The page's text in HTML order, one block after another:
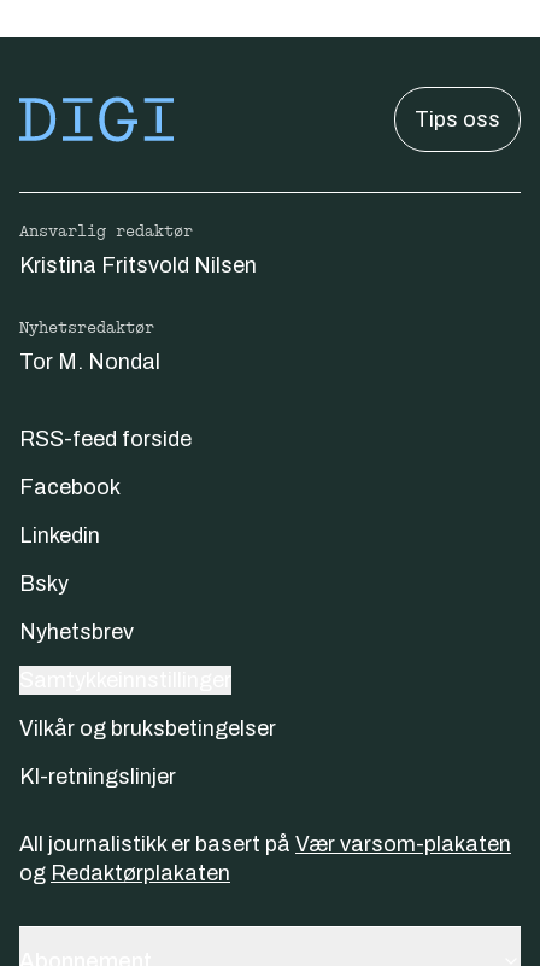
Tips oss
Ansvarlig redaktør
Kristina Fritsvold Nilsen
Nyhetsredaktør
Tor M. Nondal
RSS-feed forside
Facebook
Linkedin
Bsky
Nyhetsbrev
Vilkår og bruksbetingelser
KI-retningslinjer
All journalistikk er basert på Vær varsom-plakaten
og Redaktørplakaten